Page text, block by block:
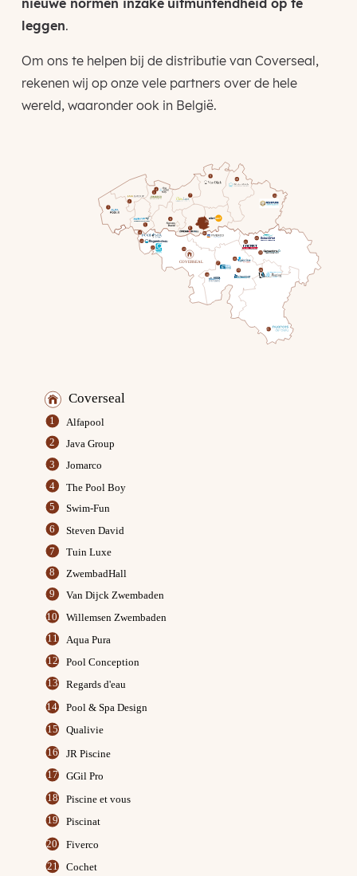
nieuwe normen inzake uitmuntendheid op te
leggen.
Om ons te helpen bij de distributie van Coverseal,
rekenen wij op onze vele partners over de hele
wereld, waaronder ook in België.